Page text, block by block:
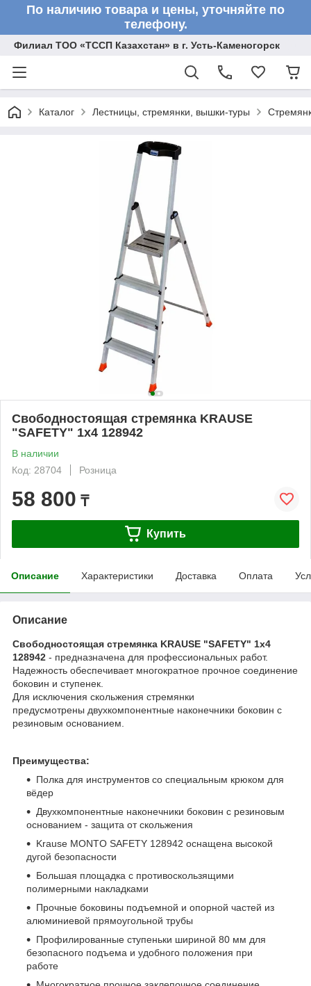
По наличию товара и цены, уточняйте по
телефону.
Филиал ТОО «ТССП Казахстан» в г. Усть-Каменогорск
Каталог Лестницы, стремянки, вышки-туры
Свободностоящая стремянка KRAUSE
"SAFETY" 1х4 128942
В наличии
Код: 28704
Розница
58 800 ₸
Купить
Описание Характеристики Доставка Оплата
Описание
Свободностоящая стремянка KRAUSE "SAFETY" 1х4
128942 - предназначена для профессиональных работ.
Надежность обеспечивает многократное прочное соединение
боковин и ступенек.
Для исключения скольжения стремянки
предусмотрены двухкомпонентные наконечники боковин с
резиновым основанием.
Преимущества:
Полка для инструментов со специальным крюком для
вёдер
Двухкомпонентные наконечники боковин с резиновым
основанием - защита от скольжения
Krause MONTO SAFETY 128942 оснащена высокой
дугой безопасности
Большая площадка с противоскользящими
полимерными накладками
Прочные боковины подъемной и опорной частей из
алюминиевой прямоугольной трубы
Профилированные ступеньки шириной 80 мм для
безопасного подъема и удобного положения при
работе